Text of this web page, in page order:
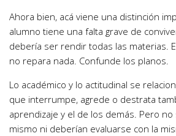
Ahora bien, acá viene una distinción
alumno tiene una falta grave de
debería ser rendir todas las materias.
no repara nada. Confunde los planos.
Lo académico y lo actitudinal se
que interrumpe, agrede o destrata
aprendizaje y el de los demás. Pero
mismo ni deberían evaluarse con la